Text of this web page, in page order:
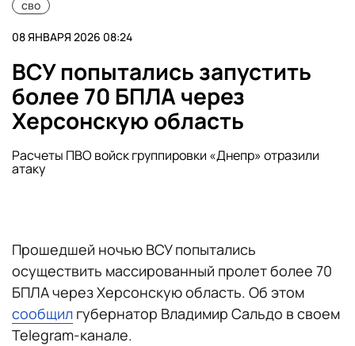
сво
08 ЯНВАРЯ 2026 08:24
ВСУ попытались запустить
более 70 БПЛА через
Херсонскую область
Расчеты ПВО войск группировки «Днепр» отразили
атаку
Прошедшей ночью ВСУ попытались
осуществить массированный пролет более 70
БПЛА через Херсонскую область. Об этом
сообщил губернатор Владимир Сальдо в своем
Telegram-канале.